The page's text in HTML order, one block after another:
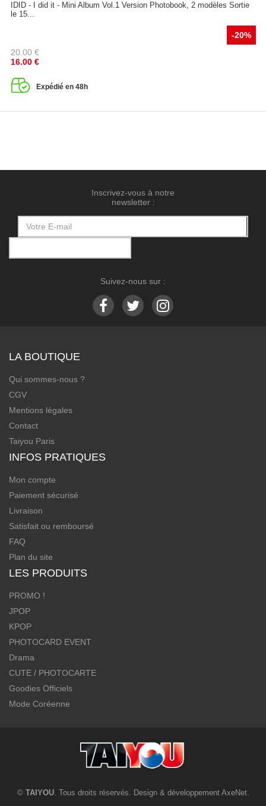
IDID - I did it - Mini Album Vol.1 Version Photobook, 2 modèles Sortie
le 15...
-20%
20.00 €
16.00 €
Expédié en 48h
Inscrivez-vous à notre
newsletter :
Suivez-nous sur :
LA BOUTIQUE
Qui sommes-nous ?
CGV
Mentions légales
Contact
Taiyou Paris
INFOS PRATIQUES
Mon compte
Paiement sécurisé
Livraison
Satisfait ou remboursé
FAQ
Plan du site
LES PRODUITS
PROMO !
JPOP
KPOP
PHOTOCARD EVENT
Drama
CUTE / PHOTOCARTE
Goodies Officiels
Mode Coréenne
© TAIYOU. Tous droits réservés. Design & développement AxeNet.